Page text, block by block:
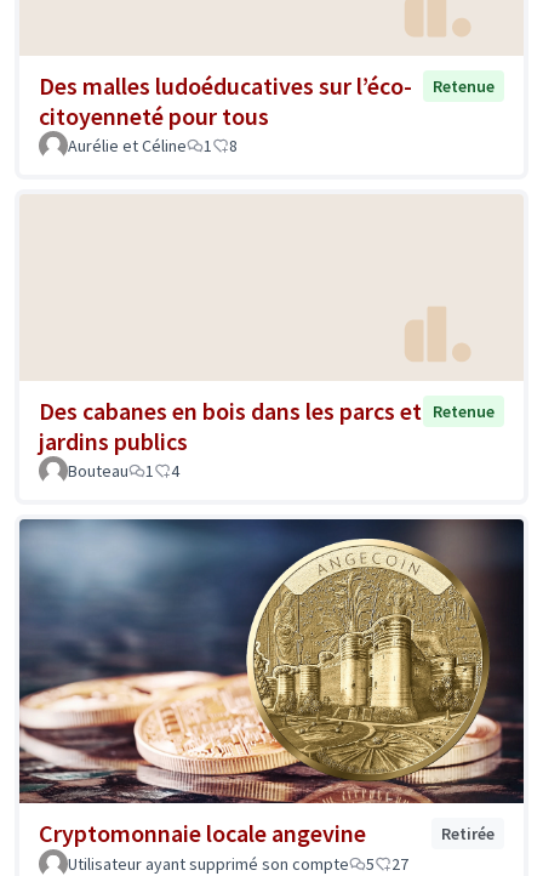
Des malles ludoéducatives sur l’éco-
citoyenneté pour tous
Retenue
Aurélie et Céline 1 8
Des cabanes en bois dans les parcs et
jardins publics
Retenue
Bouteau 1 4
Cryptomonnaie locale angevine
Retirée
Utilisateur ayant supprimé son compte
5 27